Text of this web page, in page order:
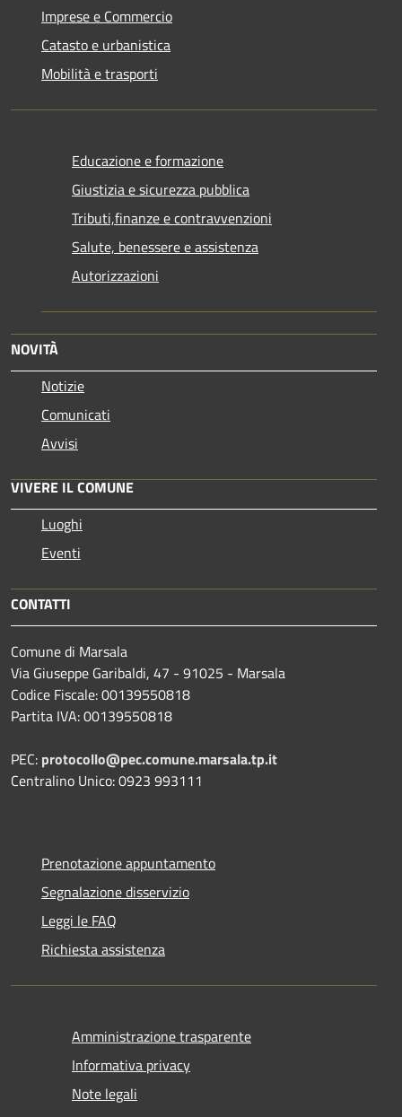
Imprese e Commercio
Catasto e urbanistica
Mobilità e trasporti
Educazione e formazione
Giustizia e sicurezza pubblica
Tributi,finanze e contravvenzioni
Salute, benessere e assistenza
Autorizzazioni
NOVITÀ
Notizie
Comunicati
Avvisi
VIVERE IL COMUNE
Luoghi
Eventi
CONTATTI
Comune di Marsala
Via Giuseppe Garibaldi, 47 - 91025 - Marsala
Codice Fiscale: 00139550818
Partita IVA: 00139550818
PEC: protocollo@pec.comune.marsala.tp.it
Centralino Unico: 0923 993111
Prenotazione appuntamento
Segnalazione disservizio
Leggi le FAQ
Richiesta assistenza
Amministrazione trasparente
Informativa privacy
Note legali